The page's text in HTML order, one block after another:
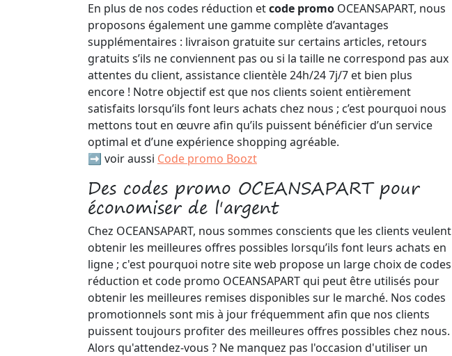
En plus de nos codes réduction etcode promo OCEANSAPART, nous
proposons également une gamme complète d’avantages
supplémentaires : livraison gratuite sur certains articles, retours
gratuits s’ils ne conviennent pas ou si la taille ne correspond pas aux
attentes du client, assistance clientèle 24h/24 7j/7 et bien plus
encore ! Notre objectif est que nos clients soient entièrement
satisfaits lorsqu’ils font leurs achats chez nous ; c’est pourquoi nous
mettons tout en œuvre afin qu’ils puissent bénéficier d’un service
optimal et d’une expérience shopping agréable.
➡️ voir aussi Code promo Boozt
Des codes promo OCEANSAPART pour
économiser de l'argent
Chez OCEANSAPART, nous sommes conscients que les clients veulent
obtenir les meilleures offres possibles lorsqu’ils font leurs achats en
ligne ; c'est pourquoi notre site web propose un large choix de codes
réduction et code promo OCEANSAPART qui peut être utilisés pour
obtenir les meilleures remises disponibles sur le marché. Nos codes
promotionnels sont mis à jour fréquemment afin que nos clients
puissent toujours profiter des meilleures offres possibles chez nous.
Alors qu'attendez-vous ? Ne manquez pas l'occasion d'utiliser un